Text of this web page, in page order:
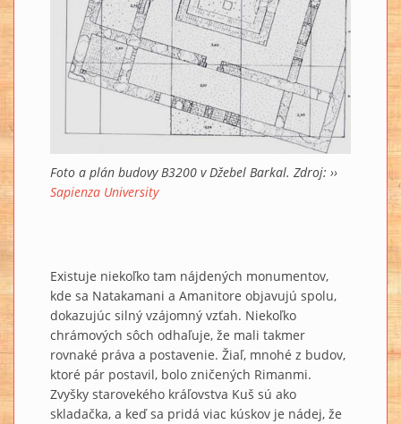
Foto a plán budovy B3200 v Džebel Barkal. Zdroj: ››
Sapienza University
Existuje niekoľko tam nájdených monumentov,
kde sa Natakamani a Amanitore objavujú spolu,
dokazujúc silný vzájomný vzťah. Niekoľko
chrámových sôch odhaľuje, že mali takmer
rovnaké práva a postavenie. Žiaľ, mnohé z budov,
ktoré pár postavil, bolo zničených Rimanmi.
Zvyšky starovekého kráľovstva Kuš sú ako
skladačka, a keď sa pridá viac kúskov je nádej, že